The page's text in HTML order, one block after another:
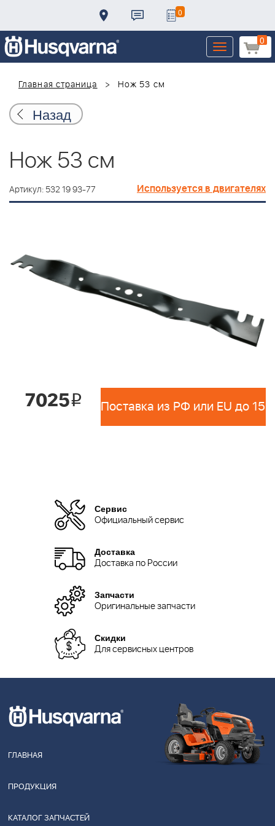
0
0
Toggle
navigation
Главная страница
Нож 53 см
Назад
Нож 53 см
Артикул: 532 19 93-77 Используется в двигателях
7025i
Сервис
Официальный сервис
Доставка
Доставка по России
Запчасти
Оригинальные запчасти
Скидки
Для сервисных центров
ГЛАВНАЯ
ПРОДУКЦИЯ
КАТАЛОГ ЗАПЧАСТЕЙ